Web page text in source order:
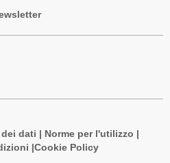
dati | Norme per l'utilizzo |
|Cookie Policy